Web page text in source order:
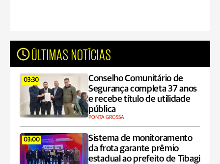
ÚLTIMAS NOTÍCIAS
03:30
Conselho Comunitário de
Segurança completa 37 anos
e recebe título de utilidade
pública
PONTA GROSSA
03:00
Sistema de monitoramento
da frota garante prêmio
estadual ao prefeito de Tibagi